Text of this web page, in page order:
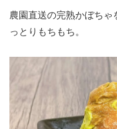
農園直送の完熟かぼちゃ
っとりもちもち。